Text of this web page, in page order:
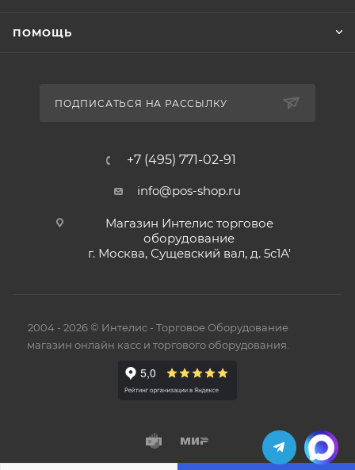
ПОМОЩЬ
ПОДПИСАТЬСЯ НА РАССЫЛКУ
+7 (495) 771-02-91
info@pos-shop.ru
Магазин Интелис торговое
оборудование
г. Москва, Сущевский вал, д. 5с1А'
2004 - 2026 © Интелис - Торговое Оборудование
магазин онлайн касс и торгового оборудования.